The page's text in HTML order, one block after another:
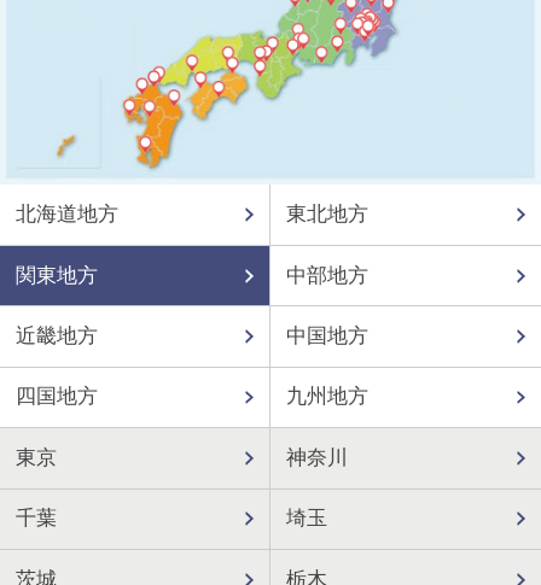
北海道地方 東北地方
関東地方 中部地方
近畿地方 中国地方
四国地方 九州地方
東京 神奈川
千葉 埼玉
茨城 栃木